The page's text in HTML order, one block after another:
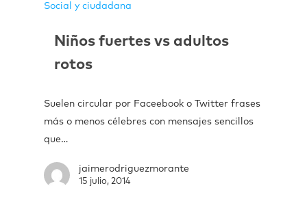
Social y ciudadana
Niños fuertes vs adultos
rotos
Suelen circular por Faceebook o Twitter frases
más o menos célebres con mensajes sencillos
que…
jaimerodriguezmorante
15 julio, 2014